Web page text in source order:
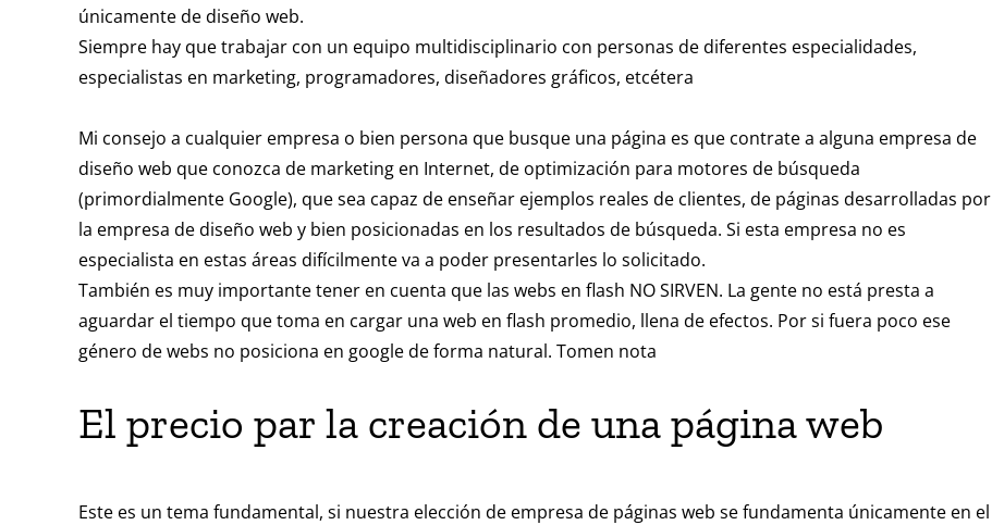
únicamente de diseño web.
Siempre hay que trabajar con un equipo multidisciplinario con personas de diferentes especialidades,
especialistas en marketing, programadores, diseñadores gráficos, etcétera
Mi consejo a cualquier empresa o bien persona que busque una página es que contrate a alguna empresa de
diseño web que conozca de marketing en Internet, de optimización para motores de búsqueda
(primordialmente Google), que sea capaz de enseñar ejemplos reales de clientes, de páginas desarrolladas por
la empresa de diseño web y bien posicionadas en los resultados de búsqueda. Si esta empresa no es
especialista en estas áreas difícilmente va a poder presentarles lo solicitado.
También es muy importante tener en cuenta que las webs en flash NO SIRVEN. La gente no está presta a
aguardar el tiempo que toma en cargar una web en flash promedio, llena de efectos. Por si fuera poco ese
género de webs no posiciona en google de forma natural. Tomen nota
El precio par la creación de una página web
Este es un tema fundamental, si nuestra elección de empresa de páginas web se fundamenta únicamente en el